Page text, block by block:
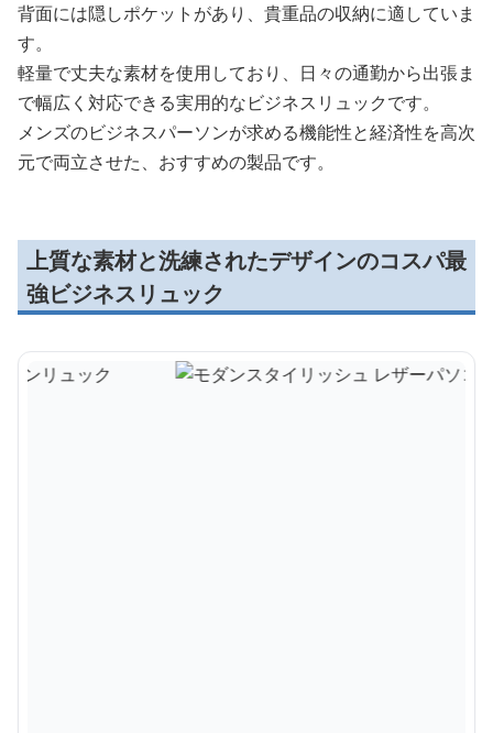
背面には隠しポケットがあり、貴重品の収納に適していま
す。
軽量で丈夫な素材を使用しており、日々の通勤から出張ま
で幅広く対応できる実用的なビジネスリュックです。
メンズのビジネスパーソンが求める機能性と経済性を高次
元で両立させた、おすすめの製品です。
上質な素材と洗練されたデザインのコスパ最
強ビジネスリュック